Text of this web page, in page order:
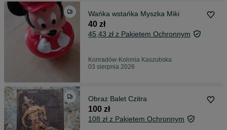
Wańka wstańka Myszka Miki
40 zł
45,43 zł z Pakietem Ochronnym
Konradów-Kolonia Kaszubska
03 sierpnia 2026
Obraz Balet Czitra
100 zł
108 zł z Pakietem Ochronnym